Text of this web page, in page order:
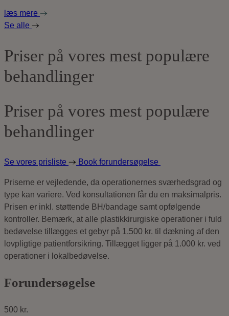
læs mere
Se alle
Priser på vores mest populære
behandlinger
Priser på vores mest populære
behandlinger
Se vores prisliste Book forundersøgelse
Priserne er vejledende, da operationernes sværhedsgrad og
type kan variere. Ved konsultationen får du en maksimalpris.
Prisen er inkl. støttende BH/bandage samt opfølgende
kontroller. Bemærk, at alle plastikkirurgiske operationer i fuld
bedøvelse tillægges et gebyr på 1.500 kr. til dækning af den
lovpligtige patientforsikring. Tillægget ligger på 1.000 kr. ved
operationer i lokalbedøvelse.
Forundersøgelse
500 kr.